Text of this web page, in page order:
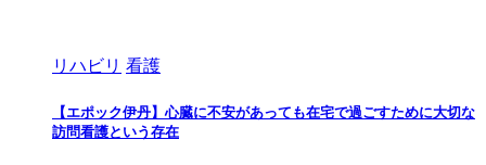
リハビリ 看護
【エポック伊丹】心臓に不安があっても在宅で過ごすために大切な
訪問看護という存在